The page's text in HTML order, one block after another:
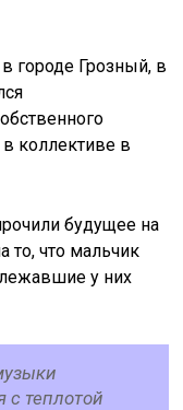
городе Грозный, в
коллективе в
будущее на
то, что мальчик
у них
с теплотой